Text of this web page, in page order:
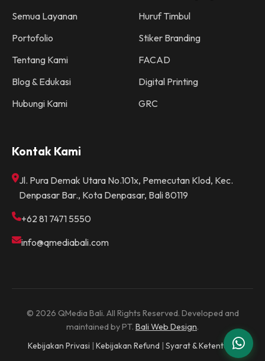
Semua Layanan
Portofolio
Tentang Kami
Blog & Edukasi
Hubungi Kami
Huruf Timbul
Stiker Branding
FACAD
Digital Printing
GRC
Kontak Kami
Jl. Pura Demak Utara No.101x, Pemecutan Klod, Kec.
Denpasar Bar., Kota Denpasar, Bali 80119
+62 81 7471 5550
info@qmediabali.com
© 2026 QMedia Bali. All Rights Reserved. Developed and
maintained by PT. Bali Web Design.
Kebijakan Privasi | Kebijakan Refund | Syarat & Ketentuan